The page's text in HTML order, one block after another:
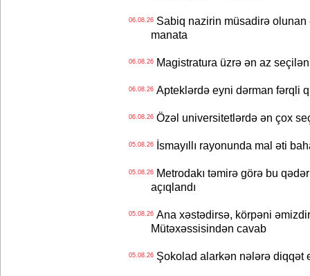
06.08.26Sabiq nazirin müsadirə olunan
manata
06.08.26Magistratura üzrə ən az
06.08.26Apteklərdə eyni dərman fərqli
06.08.26Özəl universitetlərdə ən çox
05.08.26İsmayıllı rayonunda mal əti
05.08.26Metrodakı təmirə görə bu
açıqlandı
05.08.26Ana xəstədirsə, körpəni
Mütəxəssisindən cavab
05.08.26Şokolad alarkən nələrə diqqət